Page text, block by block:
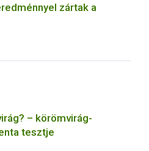
zártak a
– körömvirág-
tesztje